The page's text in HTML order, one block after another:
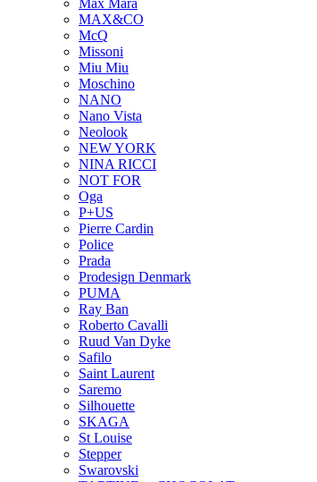
Max Mara
MAX&CO
McQ
Missoni
Miu Miu
Moschino
NANO
Nano Vista
Neolook
NEW YORK
NINA RICCI
NOT FOR
Oga
P+US
Pierre Cardin
Police
Prada
Prodesign Denmark
PUMA
Ray Ban
Roberto Cavalli
Ruud Van Dyke
Safilo
Saint Laurent
Saremo
Silhouette
SKAGA
St Louise
Stepper
Swarovski